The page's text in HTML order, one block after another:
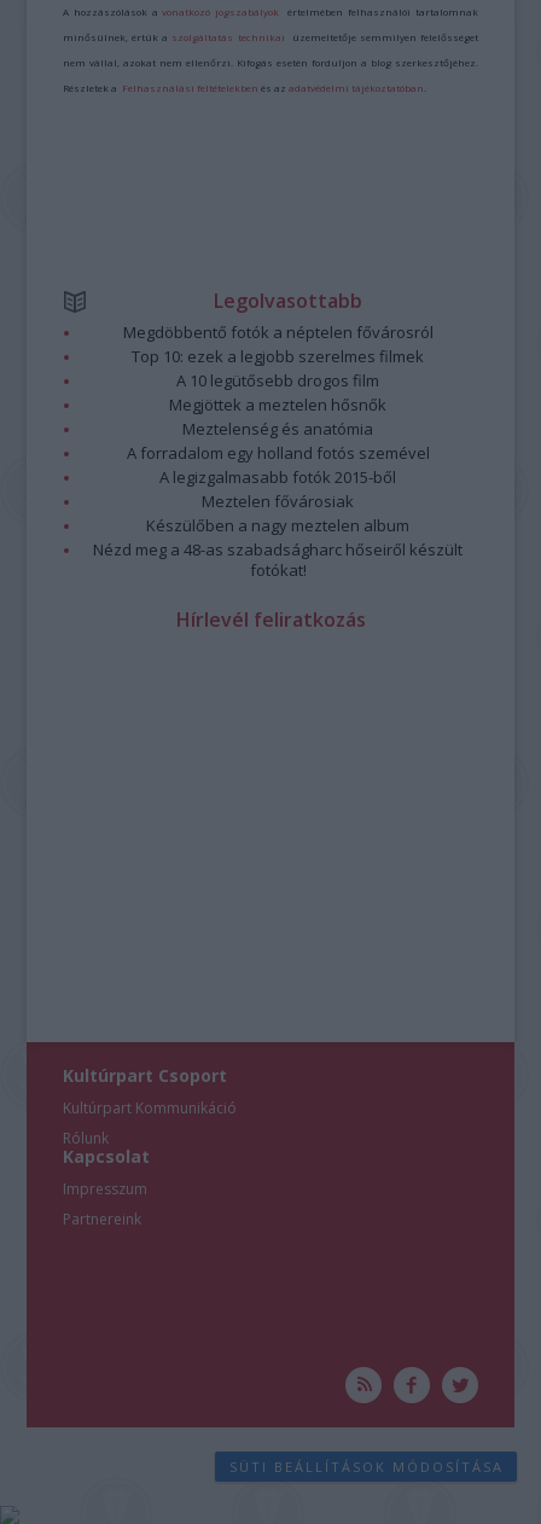
A hozzászólások avonatkozó jogszabályok értelmében felhasználói tartalomnak
minősülnek, értük a szolgáltatás technikai üzemeltetője semmilyen felelősséget
nem vállal, azokat nem ellenőrzi. Kifogás esetén forduljon a blog szerkesztőjéhez.
Részletek a Felhasználási feltételekben és azadatvédelmi tájékoztatóban
Legolvasottabb
Megdöbbentő fotók a néptelen fővárosról
Top 10: ezek a legjobb szerelmes filmek
A 10 legütősebb drogos film
Megjöttek a meztelen hősnők
Meztelenség és anatómia
A forradalom egy holland fotós szemével
A legizgalmasabb fotók 2015-ből
Meztelen fővárosiak
Készülőben a nagy meztelen album
Nézd meg a 48-as szabadságharc hőseiről készült
fotókat!
Hírlevél feliratkozás
Kultúrpart Csoport
Kultúrpart Kommunikáció
Rólunk
Kapcsolat
Impresszum
Partnereink
SÜTI BEÁLLÍTÁSOK MÓDOSÍTÁSA